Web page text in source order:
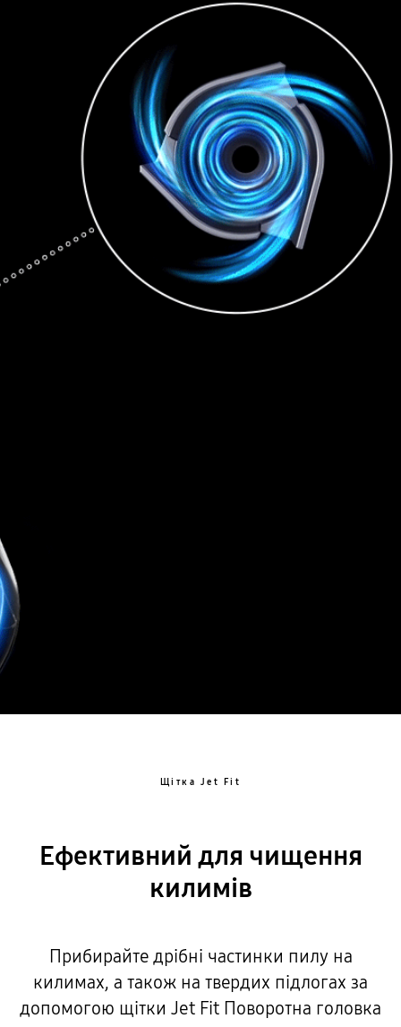
Щітка Jet Fit
Ефективний для чищення
килимів
Прибирайте дрібні частинки пилу на
килимах, а також на твердих підлогах за
допомогою щітки Jet Fit Поворотна головка